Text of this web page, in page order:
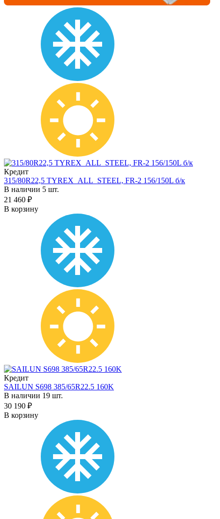
Кредит
315/80R22,5 TYREX_ALL_STEEL, FR-2 156/150L б/к
В наличии 5 шт.
21 460 ₽
В корзину
Кредит
SAILUN S698 385/65R22.5 160K
В наличии 19 шт.
30 190 ₽
В корзину